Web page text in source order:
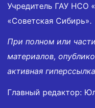
Учредитель ГАУ НСО
«Советская Сибирь».
При полном или
материалов,
активная
Главный редактор: